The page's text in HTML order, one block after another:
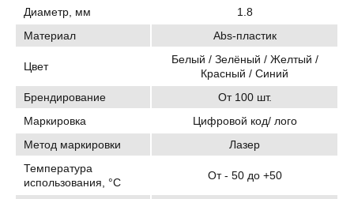
Диаметр, мм
1.8
Материал
Abs-пластик
Цвет
Белый / Зелёный / Желтый /
Красный / Синий
Брендирование
От 100 шт.
Маркировка
Цифровой код/ лого
Метод маркировки
Лазер
Температура
использования, °C
От - 50 до +50